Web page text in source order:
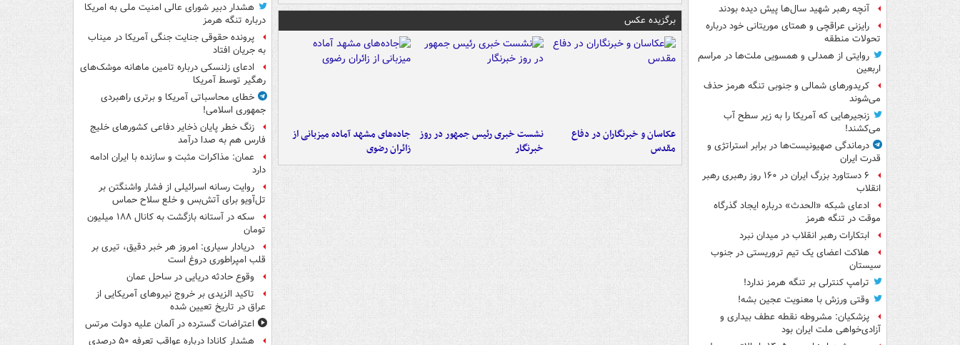
آنچه رهبر شهید سال‌ها پیش دیده بودند
رایزنی عراقچی و همتای موریتانی خود درباره
تحولات منطقه
روایتی از همدلی و همسویی ملت‌ها در مراسم
اربعین
کریدورهای شمالی و جنوبی تنگه هرمز حذف
می‌شوند
زنجیرهایی که آمریکا را به زیر سطح آب
می‌کشند!
درماندگی صهیونیست‌ها در برابر استراتژی و
قدرت ایران
۶ دستاورد بزرگ ایران در ۱۶۰ روز رهبری رهبر
انقلاب
ادعای شبکه «الحدث» درباره ایجاد گذرگاه
موقت در تنگه هرمز
ابتکارات رهبر انقلاب در میدان نبرد
هلاکت اعضای یک تیم تروریستی در جنوب
سیستان
ترامپ کنترلی بر تنگه هرمز ندارد!
وقتی ورزش با معنویت عجین بشه!
پزشکیان: مشروطه نقطه عطف بیداری و
آزادی‌خواهی ملت ایران بود
برگزیده عکس
عکاسان و خبرنگاران در دفاع
مقدس
نشست خبری رئیس جمهور در روز
خبرنگار
جاده‌های مشهد آماده میزبانی از
زائران رضوی
هشدار دبیر شورای عالی امنیت ملی به امریکا
درباره تنگه هرمز
پرونده حقوقی جنایت جنگی آمریکا در میناب
به جریان افتاد
ادعای زلنسکی درباره تامین ماهانه موشک‌های
رهگیر توسط آمریکا
خطای محاسباتی آمریکا و برتری راهبردی
جمهوری اسلامی!
زنگ خطر پایان ذخایر دفاعی کشورهای خلیج
فارس هم به صدا درآمد
عمان: مذاکرات مثبت و سازنده با ایران ادامه
دارد
روایت رسانه اسرائیلی از فشار واشنگتن بر
تل‌آویو برای آتش‌بس و خلع سلاح حماس
سکه در آستانه بازگشت به کانال ۱۸۸ میلیون
تومان
دریادار سیاری: امروز هر خبر دقیق، تیری بر
قلب امپراطوری دروغ است
وقوع حادثه دریایی در ساحل عمان
تاکید الزیدی بر خروج نیروهای آمریکایی از
عراق در تاریخ تعیین شده
اعتراضات گسترده در آلمان علیه دولت مرتس
هشدار کانادا درباره عواقب تعرفه ۵۰ درصدی